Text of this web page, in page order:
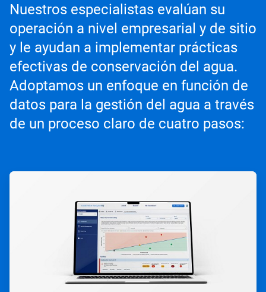
Nuestros especialistas evalúan su
operación a nivel empresarial y de sitio
y le ayudan a implementar prácticas
efectivas de conservación del agua.
Adoptamos un enfoque en función de
datos para la gestión del agua a través
de un proceso claro de cuatro pasos:
ArticleTile